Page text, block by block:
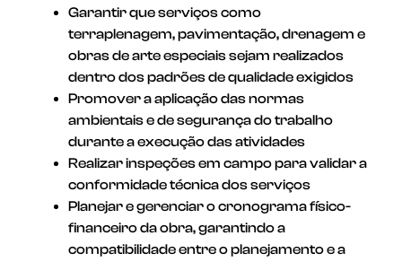
Garantir que serviços como
terraplenagem, pavimentação, drenagem e
obras de arte especiais sejam realizados
dentro dos padrões de qualidade exigidos
Promover a aplicação das normas
ambientais e de segurança do trabalho
durante a execução das atividades
Realizar inspeções em campo para validar a
conformidade técnica dos serviços
Planejar e gerenciar o cronograma físico-
financeiro da obra, garantindo a
compatibilidade entre o planejamento e a